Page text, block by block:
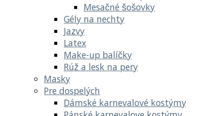
Mesačné šošovky
Gély na nechty
Jazvy
Latex
Make-up balíčky
Rúž a lesk na pery
Masky
Pre dospelých
Dámské karnevalové kostýmy